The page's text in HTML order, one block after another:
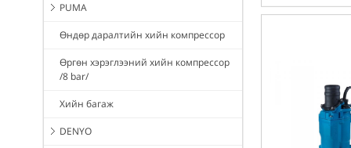
PUMA
Өндөр даралтийн хийн компрессор
Өргөн хэрэглээний хийн компрессор
/8 bar/
Хийн багаж
DENYO